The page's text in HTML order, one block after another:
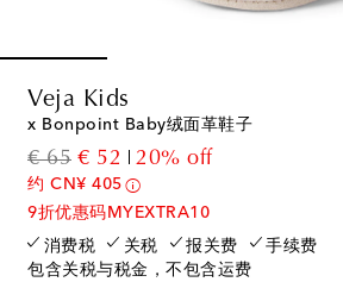
Veja Kids
x Bonpoint Baby绒面革鞋子
€ 65original price
€ 52 discount price
20% off
约 CN¥ 405
9折优惠码MYEXTRA10
消费税
关税 报关费
手续费
包含关税与税金，不包含运费